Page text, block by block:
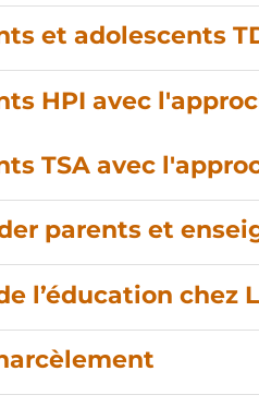
et adolescents
HPI avec
TSA avec
parents et
l’éducation chez